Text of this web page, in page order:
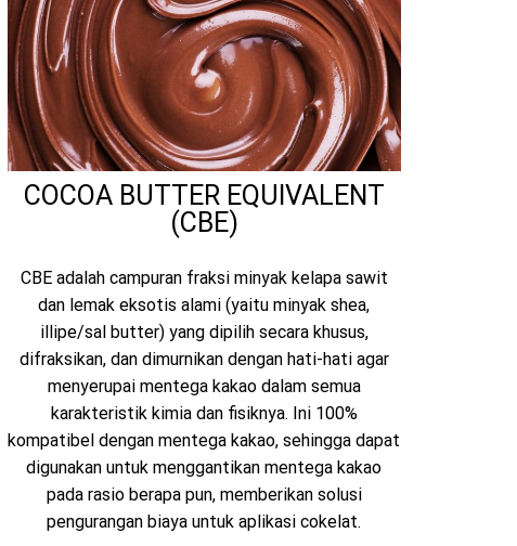
COCOA BUTTER EQUIVALENT
(CBE)
CBE adalah campuran fraksi minyak kelapa sawit
dan lemak eksotis alami (yaitu minyak shea,
illipe/sal butter) yang dipilih secara khusus,
difraksikan, dan dimurnikan dengan hati-hati agar
menyerupai mentega kakao dalam semua
karakteristik kimia dan fisiknya. Ini 100%
kompatibel dengan mentega kakao, sehingga dapat
digunakan untuk menggantikan mentega kakao
pada rasio berapa pun, memberikan solusi
pengurangan biaya untuk aplikasi cokelat.